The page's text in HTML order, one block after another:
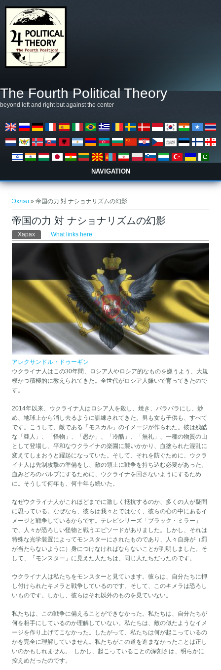
The Fourth Political Theory
beyond left and right but against the center
NAVIGATION
Эхлэл » 帝国の力 対 ナショナリズムの幻影
帝国の力 対 ナショナリズムの幻影
Primary tabs
Харах (active tab)What links here
アレクサンドル・ドゥーギン
ウクライナ人はこの30年間、ロシア人やロシア的なものを嫌うよう、大規
模かつ積極的に教えられてきた。全世代がロシア人嫌いで育ってきたので
す。
2014年以来、ウクライナ人はロシア人を殺し、焼き、バラバラにし、炒
め、地球上から消し去るように訓練されてきた。男も女も子供も、すべて
です。こうして、敵である「モスカル」のイメージが作られた。彼は残酷
な「亜人」、「怪物」、「愚か」、「冷酷」、「無礼」、一種の物質の山
として登場し、平和なウクライナの楽園に襲いかかり、血塗られた混乱に
変えてしまおうと躍起になっていた。そして、それを防ぐために、ウクラ
イナ人は先制攻撃の準備をし、敵の領土に戦争を持ち込む必要があった。
血みどろのパルプにするために、ウクライナを回さないようにするため
に。そうして何年も、何十年も続いた。
なぜウクライナ人がこれほどまでに激しく抵抗するのか、多くの人が疑問
に思っている。なぜなら、彼らは我々とではなく、彼らの心の中にあるイ
メージと戦争しているからです。テレビシリーズ「ブラック・ミラー」
で、人々が恐ろしい怪物と戦うエピソードがありました。しかし、それは
特殊な光学装置によってモンスターにされたものであり、人々自身が（罰
が当たらないように）身につけなければならないことが判明しました。そ
して、「モンスター」に見えた人たちは、同じ人たちだったのです。
ウクライナ人は私たちをモンスターと見ています。彼らは、自分たちに押
し付けられたキメラと戦争しているのです。そして、このキメラは恐ろし
いものです。しかし、彼らはそれ以外のものを見ていない。
私たちは、この戦争に備えることができなかった。私たちは、自分たちが
何を相手にしているのか理解していない。私たちは、敵の似たようなイメ
ージを作り上げてこなかった。したがって、私たちは何が起こっているの
かを完全に理解していません。私たちがこの道を進まなかったことは正し
いのかもしれません。 しかし、起こっていることの深刻さは、明らかに
控えめだったのです。